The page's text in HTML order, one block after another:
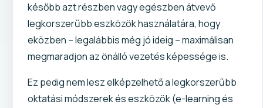
később azt részben vagy egészben átvevő
legkorszerűbb eszközök használatára, hogy
eközben – legalábbis még jó ideig – maximálisan
megmaradjon az önálló vezetés képessége is.
Ez pedig nem lesz elképzelhető a legkorszerűbb
oktatási módszerek és eszközök (e-learning és